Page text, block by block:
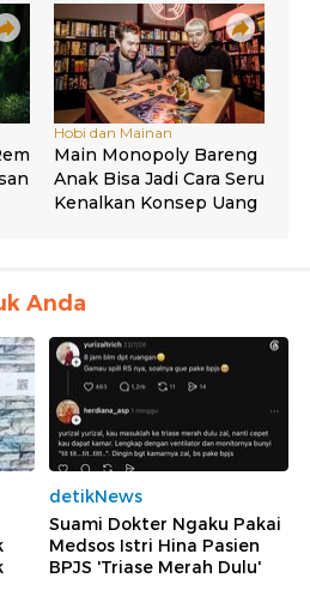
Anda
detikNews
Suami Dokter Ngaku Pakai
Medsos Istri Hina Pasien
BPJS 'Triase Merah Dulu'